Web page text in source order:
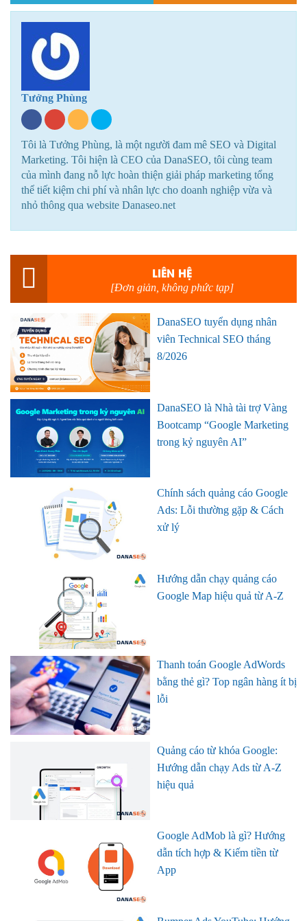
Tưởng Phùng
Tôi là Tưởng Phùng, là một người đam mê SEO và Digital
Marketing. Tôi hiện là CEO của DanaSEO, tôi cùng team
của mình đang nỗ lực hoàn thiện giải pháp marketing tổng
thể tiết kiệm chi phí và nhân lực cho doanh nghiệp vừa và
nhỏ thông qua website Danaseo.net
LIÊN HỆ
[Đơn giản, không phức tạp]
DanaSEO tuyển dụng nhân
viên Technical SEO tháng
8/2026
DanaSEO là Nhà tài trợ Vàng
Bootcamp “Google Marketing
trong kỷ nguyên AI”
Chính sách quảng cáo Google
Ads: Lỗi thường gặp & Cách
xử lý
Hướng dẫn chạy quảng cáo
Google Map hiệu quả từ A-Z
Thanh toán Google AdWords
bằng thẻ gì? Top ngân hàng ít bị
lỗi
Quảng cáo từ khóa Google:
Hướng dẫn chạy Ads từ A-Z
hiệu quả
Google AdMob là gì? Hướng
dẫn tích hợp & Kiếm tiền từ
App